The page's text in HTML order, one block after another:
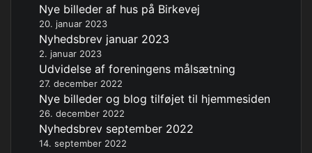
Nye billeder af hus på Birkevej
20. januar 2023
Nyhedsbrev januar 2023
2. januar 2023
Udvidelse af foreningens målsætning
27. december 2022
Nye billeder og blog tilføjet til hjemmesiden
26. december 2022
Nyhedsbrev september 2022
14. september 2022